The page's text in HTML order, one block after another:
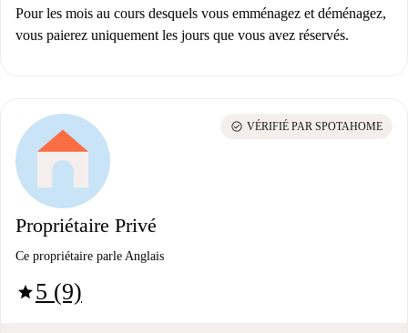
Pour les mois au cours desquels vous emménagez et déménagez,
vous paierez uniquement les jours que vous avez réservés.
Propriétaire Privé
Ce propriétaire parle Anglais
star5 (9)
check_circle VÉRIFIÉ PAR SPOTAHOME